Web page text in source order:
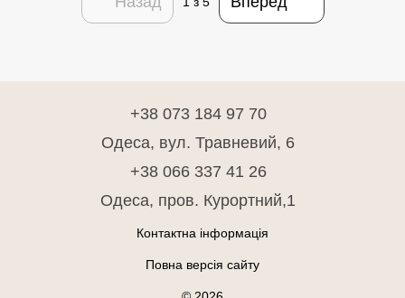
+38 073 184 97 70
Одеса, вул. Травневий, 6
+38 066 337 41 26
Одеса, пров. Курортний,1
Контактна інформація
Повна версія сайту